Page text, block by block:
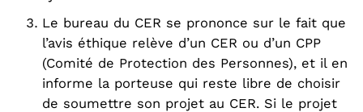
Le bureau du CER se prononce sur le fait que
l’avis éthique relève d’un CER ou d’un CPP
(Comité de Protection des Personnes), et il en
informe la porteuse qui reste libre de choisir
de soumettre son projet au CER. Si le projet